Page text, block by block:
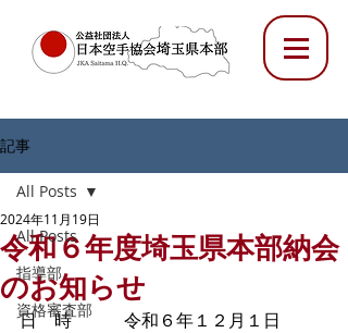
記事
All Posts
指導部
資格審査部
All Posts
令和６年度埼玉県本部納会
のお知らせ
2024年11月19日
日　時　　　令和６年１２月１日